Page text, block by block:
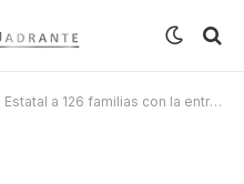
126 familias con la entrega de aparatos funcionales